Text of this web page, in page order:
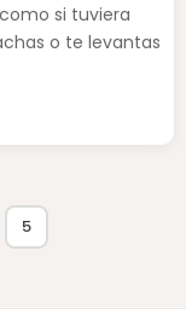
si tuviera
o te levantas
5